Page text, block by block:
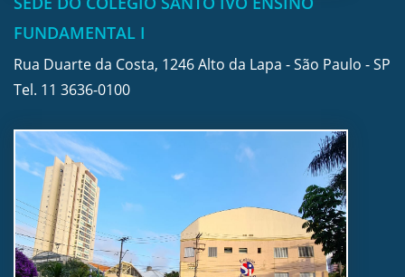
FUNDAMENTAL I
Rua Duarte da Costa, 1246 Alto da Lapa - São Paulo - SP
Tel. 11 3636-0100